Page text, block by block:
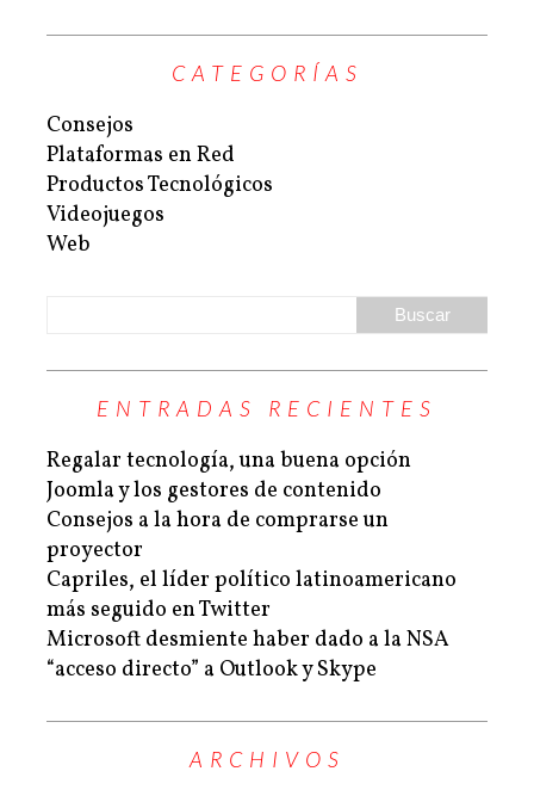
CATEGORÍAS
Consejos
Plataformas en Red
Productos Tecnológicos
Videojuegos
Web
ENTRADAS RECIENTES
Regalar tecnología, una buena opción
Joomla y los gestores de contenido
Consejos a la hora de comprarse un
proyector
Capriles, el líder político latinoamericano
más seguido en Twitter
Microsoft desmiente haber dado a la NSA
“acceso directo” a Outlook y Skype
ARCHIVOS